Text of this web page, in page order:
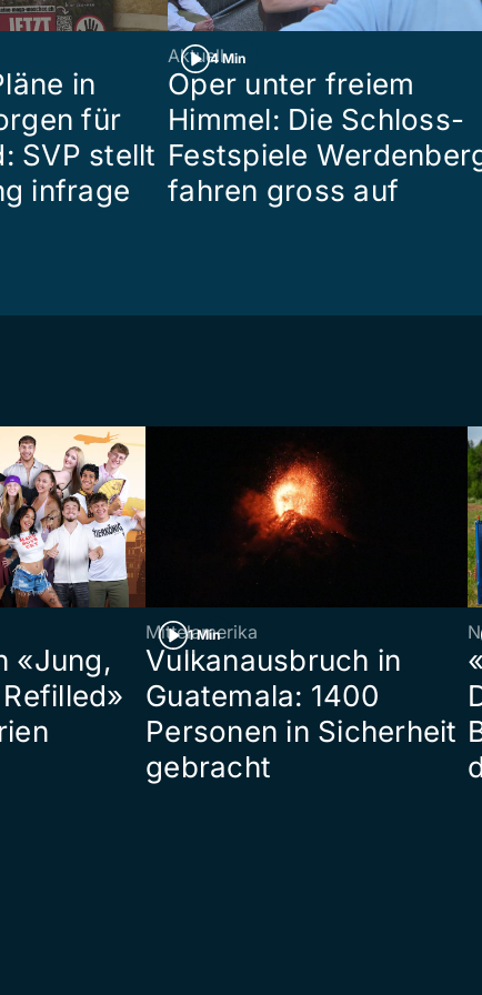
in
für
SVP stellt
infrage
4 Min
Aktuell
Oper unter freiem
Himmel: Die Schloss-
Festspiele
fahren gross auf
«Jung,
1 Min
Mittelamerika
Vulkanausbruch in
Guatemala: 1400
Personen in Sicherheit
gebracht